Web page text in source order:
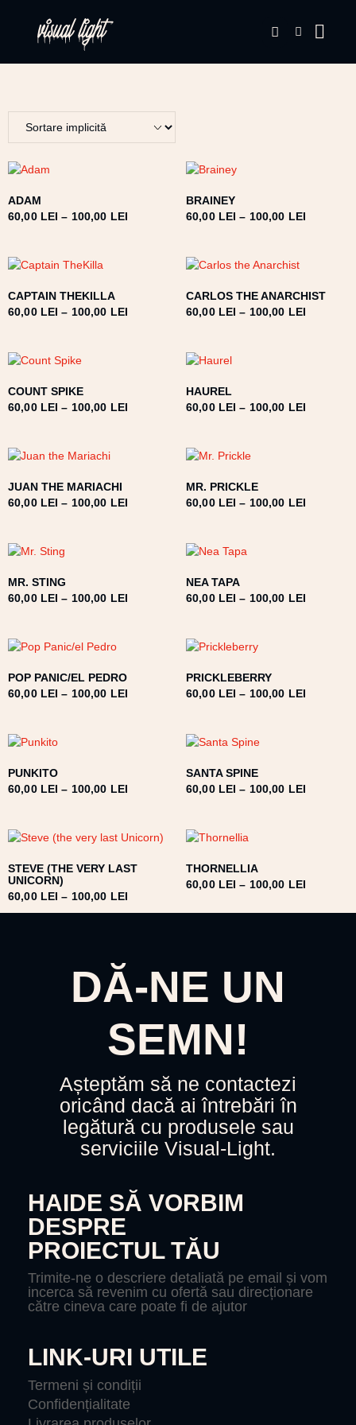
ADAM
60,00 LEI – 100,00 LEI
BRAINEY
60,00 LEI – 100,00 LEI
CAPTAIN THEKILLA
60,00 LEI – 100,00 LEI
CARLOS THE ANARCHIST
60,00 LEI – 100,00 LEI
COUNT SPIKE
60,00 LEI – 100,00 LEI
HAUREL
60,00 LEI – 100,00 LEI
JUAN THE MARIACHI
60,00 LEI – 100,00 LEI
MR. PRICKLE
60,00 LEI – 100,00 LEI
MR. STING
60,00 LEI – 100,00 LEI
NEA TAPA
60,00 LEI – 100,00 LEI
POP PANIC/EL PEDRO
60,00 LEI – 100,00 LEI
PRICKLEBERRY
60,00 LEI – 100,00 LEI
PUNKITO
60,00 LEI – 100,00 LEI
SANTA SPINE
60,00 LEI – 100,00 LEI
STEVE (THE VERY LAST
UNICORN)
60,00 LEI – 100,00 LEI
THORNELLIA
60,00 LEI – 100,00 LEI
DĂ-NE UN
SEMN!
Așteptăm să ne contactezi
oricând dacă ai întrebări în
legătură cu produsele sau
serviciile Visual-Light.
HAIDE SĂ VORBIM
DESPRE
PROIECTUL TĂU
Trimite-ne o descriere detaliată pe email și vom
incerca să revenim cu ofertă sau direcționare
către cineva care poate fi de ajutor
LINK-URI UTILE
Termeni și condiții
Confidențialitate